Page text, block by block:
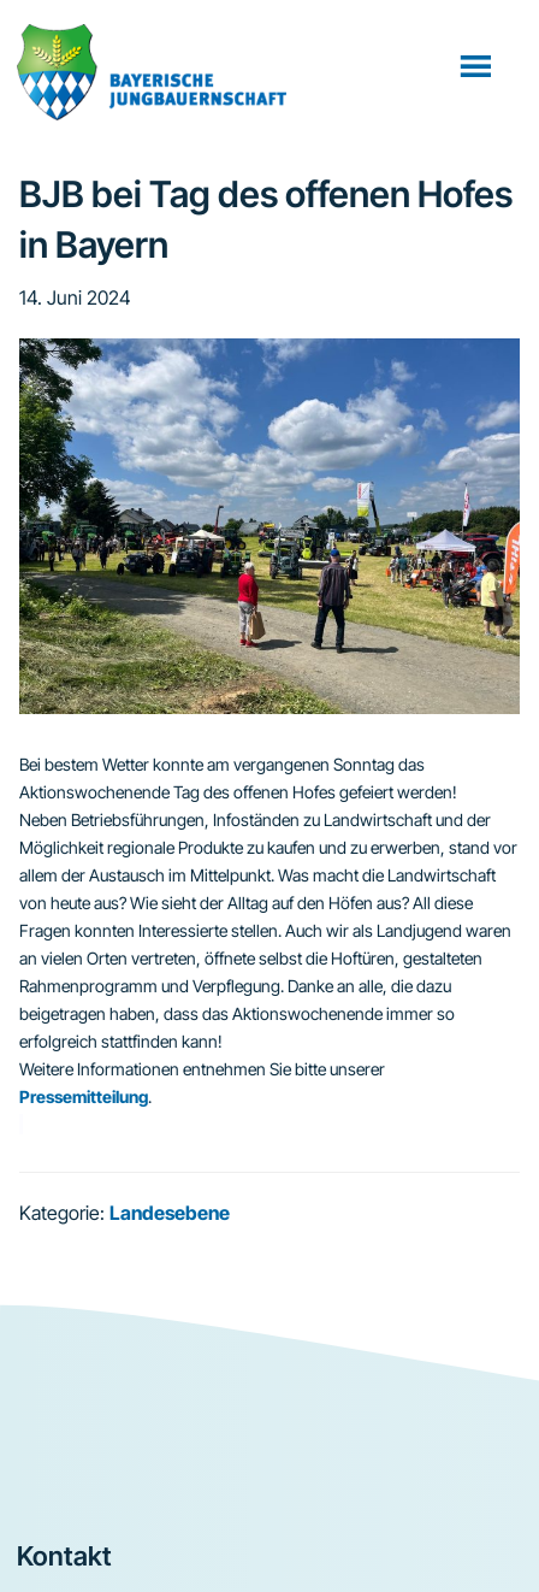
Inhalt
springen
Fußzeile
springen
BJB bei Tag des offenen Hofes
in Bayern
14. Juni 2024
Bei bestem Wetter konnte am vergangenen Sonntag das
Aktionswochenende Tag des offenen Hofes gefeiert werden!
Neben Betriebsführungen, Infoständen zu Landwirtschaft und der
Möglichkeit regionale Produkte zu kaufen und zu erwerben, stand vor
allem der Austausch im Mittelpunkt. Was macht die Landwirtschaft
von heute aus? Wie sieht der Alltag auf den Höfen aus? All diese
Fragen konnten Interessierte stellen. Auch wir als Landjugend waren
an vielen Orten vertreten, öffnete selbst die Hoftüren, gestalteten
Rahmenprogramm und Verpflegung. Danke an alle, die dazu
beigetragen haben, dass das Aktionswochenende immer so
erfolgreich stattfinden kann!
Weitere Informationen entnehmen Sie bitte unserer
Pressemitteilung.
Kategorie: Landesebene
Footer
Kontakt